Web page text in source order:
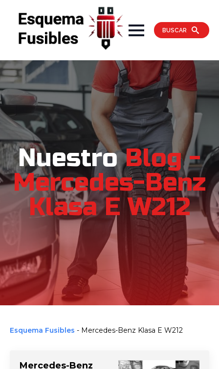
BUSCAR
Nuestro Blog -
Mercedes-Benz
Klasa E W212
Esquema Fusibles - Mercedes-Benz Klasa E W212
Mercedes-Benz